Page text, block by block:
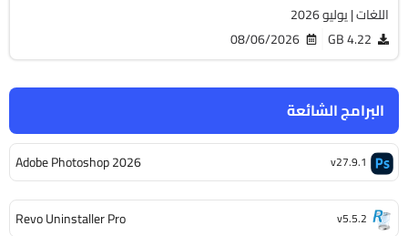
البرامج الشائعة
Adobe Photoshop 2026 v27.9.1
Revo Uninstaller Pro v5.5.2
اللغات | يوليو 2026
4.22 GB
08/06/2026